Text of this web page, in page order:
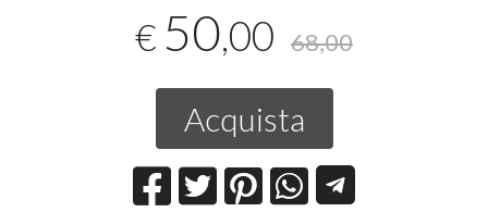
€ 50,00 68,00
Acquista